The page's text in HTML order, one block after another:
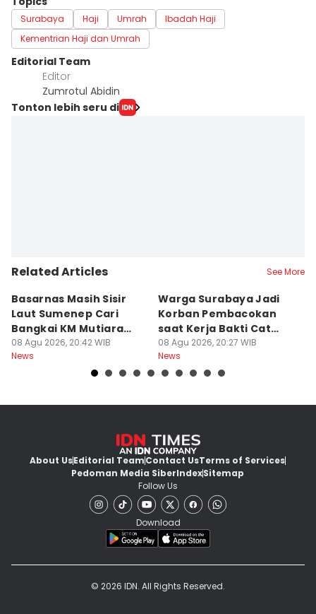
Surabaya Haji Umrah
Ibadah Haji
Kementrian Haji dan Umrah
Editorial Team
Editor
Zumrotul Abidin
Tonton lebih seru di
Related Articles See More
Basarnas Masih Sisir
Laut Sumenep Cari
Bangkai KM Mutiara
Sentosa II
08 Agu 2026, 20:42 WIB
News
Warga Surabaya Jadi
Korban Pembacokan
saat Kerja Bakti Cat
Gapura
08 Agu 2026, 20:27 WIB
News
About UsEditorial TeamContact UsTerms of Services
Pedoman Media SiberIndexSitemap
Follow Us
Download
© 2026 IDN. All Rights Reserved.